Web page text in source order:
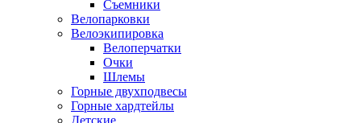
Съемники
Велопарковки
Велоэкипировка
Велоперчатки
Очки
Шлемы
Горные двухподвесы
Горные хардтейлы
Детские